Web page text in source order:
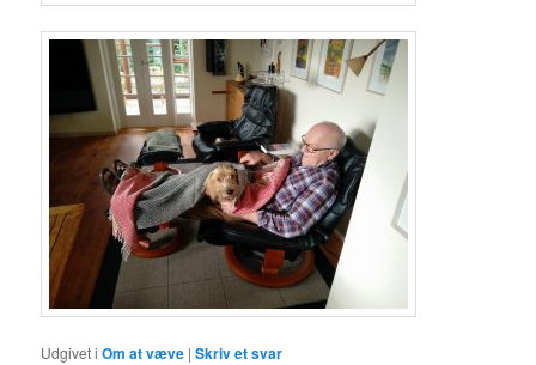
Udgivet i Om at væve |Skriv et svar